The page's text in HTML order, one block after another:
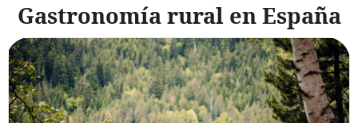
Gastronomía rural en España